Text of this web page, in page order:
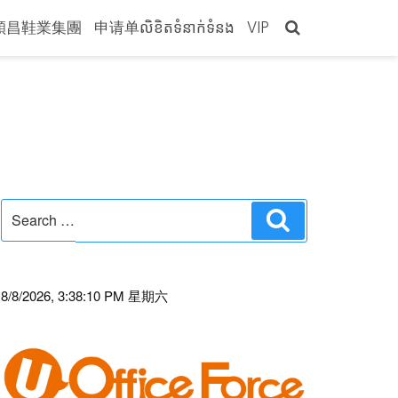
昌鞋業集團 申请单លិខិតទំនាក់ទំនង VIP
for:
8/8/2026, 3:38:10 PM 星期六